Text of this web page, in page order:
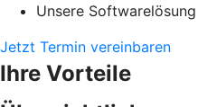
Unsere Softwarelösung
Jetzt Termin vereinbaren
Ihre Vorteile